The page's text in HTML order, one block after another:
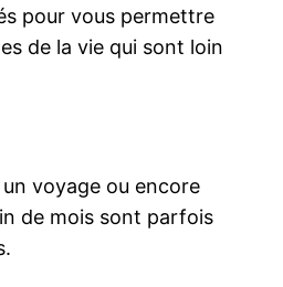
pour vous permettre
de la vie qui sont loin
voyage ou encore
de mois sont parfois